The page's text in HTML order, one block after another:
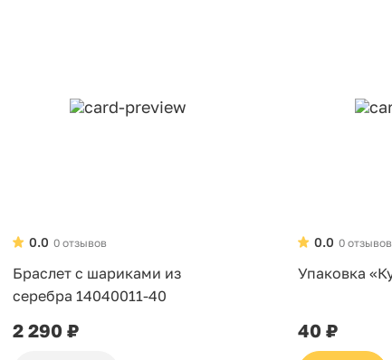
0 отзывов
0.0
Браслет с шариками из
серебра 14040011-40
2 290 ₽
0 отзывов
0.0
Упаковка
40 ₽